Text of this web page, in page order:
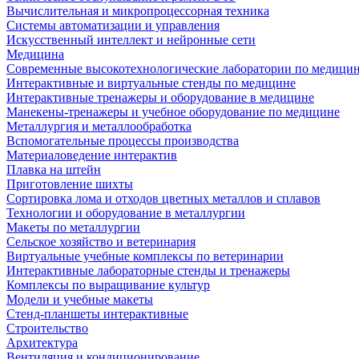
Вычислительная и микропроцессорная техника
Системы автоматизации и управления
Искусственный интеллект и нейронные сети
Медицина
Современные высокотехнологические лаборатории по
Интерактивные и виртуальные стенды по медицине
Интерактивные тренажеры и оборудование в медицине
Манекены-тренажеры и учебное оборудование по медицине
Металлургия и металлообработка
Вспомогательные процессы производства
Материаловедение интерактив
Плавка на штейн
Приготовление шихты
Сортировка лома и отходов цветных металлов и сплавов
Технологии и оборудование в металлургии
Макеты по металлургии
Сельское хозяйство и ветеринария
Виртуальные учебные комплексы по ветеринарии
Интерактивные лабораторные стенды и тренажеры
Комплексы по выращивание культур
Модели и учебные макеты
Стенд-планшеты интерактивные
Строительство
Архитектура